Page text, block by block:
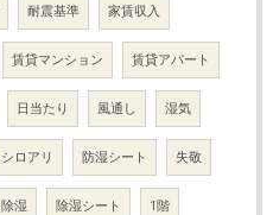
耐震基準 家賃収入
賃貸マンション 賃貸アパート
日当たり 風通し 湿気
シロアリ 防湿シート 失敬
除湿 除湿シート 1階